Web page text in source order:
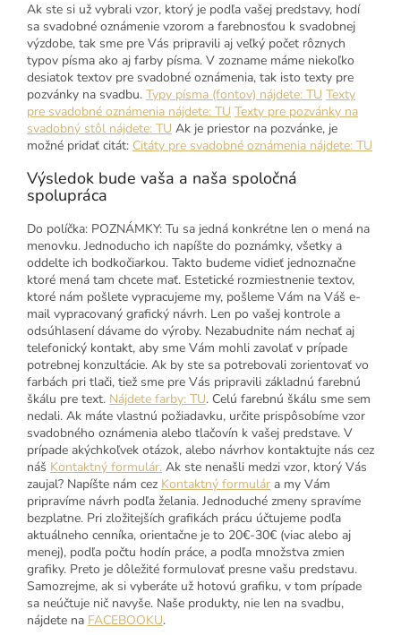
Ak ste si už vybrali vzor, ktorý je podľa vašej predstavy, hodí
sa svadobné oznámenie vzorom a farebnosťou k svadobnej
výzdobe, tak sme pre Vás pripravili aj veľký počet rôznych
typov písma ako aj farby písma. V zozname máme niekoľko
desiatok textov pre svadobné oznámenia, tak isto texty pre
pozvánky na svadbu. Typy písma (fontov) nájdete: TU Texty
pre svadobné oznámenia nájdete: TU Texty pre pozvánky na
svadobný stôl nájdete: TU Ak je priestor na pozvánke, je
možné pridať citát: Citáty pre svadobné oznámenia nájdete: TU
Výsledok bude vaša a naša spoločná
spolupráca
Do políčka: POZNÁMKY: Tu sa jedná konkrétne len o mená na
menovku. Jednoducho ich napíšte do poznámky, všetky a
oddelte ich bodkočiarkou. Takto budeme vidieť jednoznačne
ktoré mená tam chcete mať. Estetické rozmiestnenie textov,
ktoré nám pošlete vypracujeme my, pošleme Vám na Váš e-
mail vypracovaný grafický návrh. Len po vašej kontrole a
odsúhlasení dávame do výroby. Nezabudnite nám nechať aj
telefonický kontakt, aby sme Vám mohli zavolať v prípade
potrebnej konzultácie. Ak by ste sa potrebovali zorientovať vo
farbách pri tlači, tiež sme pre Vás pripravili základnú farebnú
škálu pre text. Nájdete farby: TU. Celú farebnú škálu sme sem
nedali. Ak máte vlastnú požiadavku, určite prispôsobíme vzor
svadobného oznámenia alebo tlačovín k vašej predstave. V
prípade akýchkoľvek otázok, alebo návrhov kontaktujte nás cez
náš Kontaktný formulár. Ak ste nenašli medzi vzor, ktorý Vás
zaujal? Napíšte nám cez Kontaktný formulár a my Vám
pripravíme návrh podľa želania. Jednoduché zmeny spravíme
bezplatne. Pri zložitejších grafikách prácu účtujeme podľa
aktuálneho cenníka, orientačne je to 20€-30€ (viac alebo aj
menej), podľa počtu hodín práce, a podľa množstva zmien
grafiky. Preto je dôležité formulovať presne vašu predstavu.
Samozrejme, ak si vyberáte už hotovú grafiku, v tom prípade
sa neúčtuje nič navyše. Naše produkty, nie len na svadbu,
nájdete na FACEBOOKU.